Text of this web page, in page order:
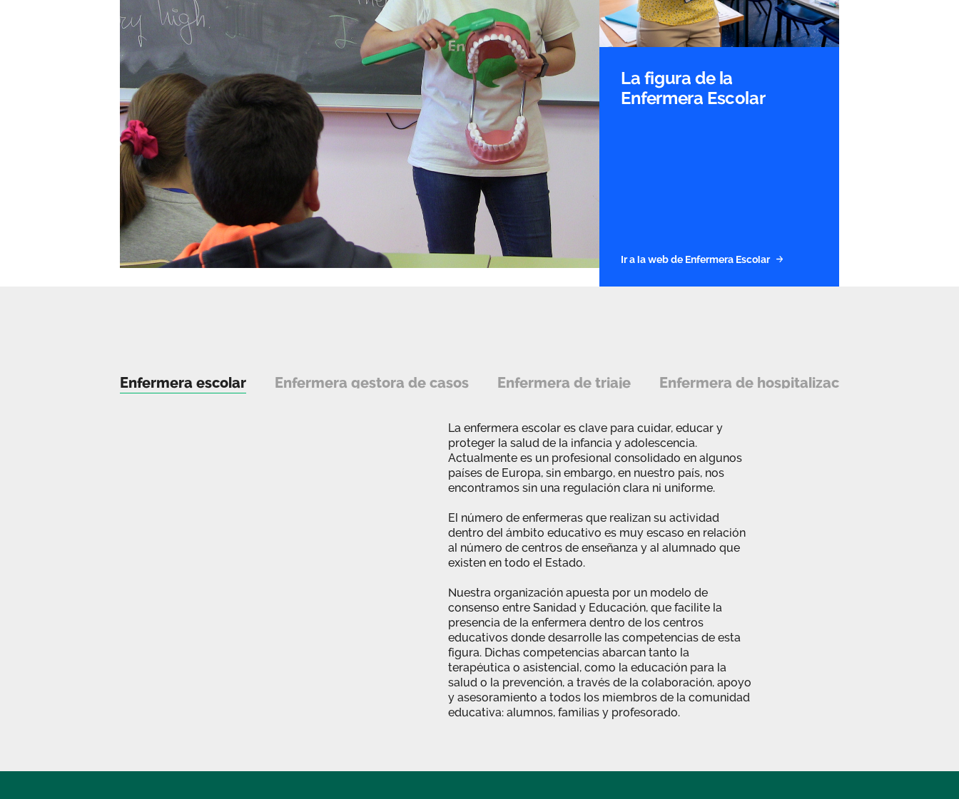
La figura de la
Enfermera Escolar
Ir a la web de Enfermera Escolar
Enfermera escolar Enfermera gestora de casos Enfermera de triaje Enfermera de hospitalización domiciliaria
La enfermera escolar es clave para cuidar, educar y
proteger la salud de la infancia y adolescencia.
Actualmente es un profesional consolidado en algunos
países de Europa, sin embargo, en nuestro país, nos
encontramos sin una regulación clara ni uniforme.
El número de enfermeras que realizan su actividad
dentro del ámbito educativo es muy escaso en relación
al número de centros de enseñanza y al alumnado que
existen en todo el Estado.
Nuestra organización apuesta por un modelo de
consenso entre Sanidad y Educación, que facilite la
presencia de la enfermera dentro de los centros
educativos donde desarrolle las competencias de esta
figura. Dichas competencias abarcan tanto la
terapéutica o asistencial, como la educación para la
salud o la prevención, a través de la colaboración, apoyo
y asesoramiento a todos los miembros de la comunidad
educativa: alumnos, familias y profesorado.